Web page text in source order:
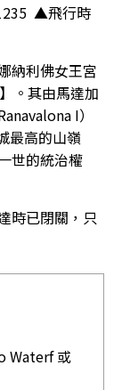
▲飛行時
納利佛女王宮
。其由馬達加
I）
最高的山嶺
世的統治權
時已閉關，只
Waterf或